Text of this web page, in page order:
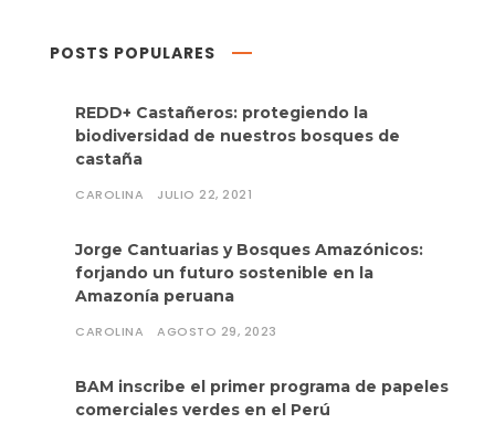
POSTS POPULARES
REDD+ Castañeros: protegiendo la
biodiversidad de nuestros bosques de
castaña
CAROLINA JULIO 22, 2021
Jorge Cantuarias y Bosques Amazónicos:
forjando un futuro sostenible en la
Amazonía peruana
CAROLINA AGOSTO 29, 2023
BAM inscribe el primer programa de papeles
comerciales verdes en el Perú